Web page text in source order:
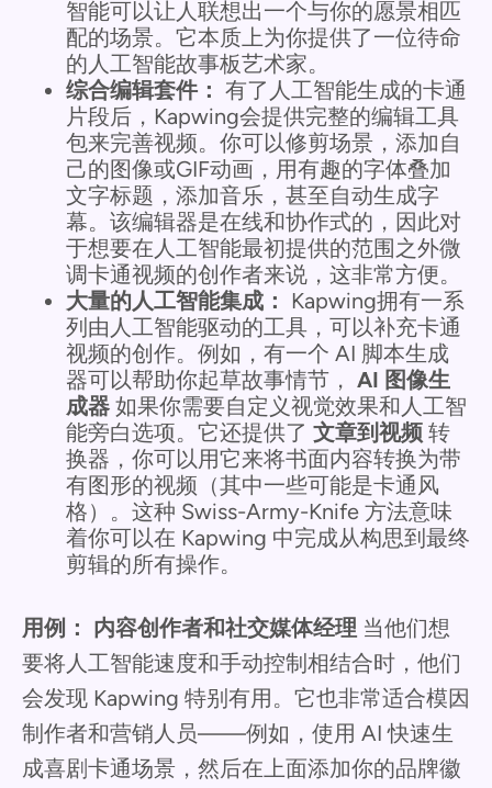
智能可以让人联想出一个与你的愿景相匹
配的场景。它本质上为你提供了一位待命
的人工智能故事板艺术家。
综合编辑套件： 有了人工智能生成的卡通
片段后，Kapwing会提供完整的编辑工具
包来完善视频。你可以修剪场景，添加自
己的图像或GIF动画，用有趣的字体叠加
文字标题，添加音乐，甚至自动生成字
幕。该编辑器是在线和协作式的，因此对
于想要在人工智能最初提供的范围之外微
调卡通视频的创作者来说，这非常方便。
大量的人工智能集成： Kapwing拥有一系
列由人工智能驱动的工具，可以补充卡通
视频的创作。例如，有一个 AI 脚本生成
器可以帮助你起草故事情节， AI 图像生
成器 如果你需要自定义视觉效果和人工智
能旁白选项。它还提供了 文章到视频 转
换器，你可以用它来将书面内容转换为带
有图形的视频（其中一些可能是卡通风
格）。这种 Swiss-Army-Knife 方法意味
着你可以在 Kapwing 中完成从构思到最终
剪辑的所有操作。
用例： 内容创作者和社交媒体经理 当他们想
要将人工智能速度和手动控制相结合时，他们
会发现 Kapwing 特别有用。它也非常适合模因
制作者和营销人员——例如，使用 AI 快速生
成喜剧卡通场景，然后在上面添加你的品牌徽